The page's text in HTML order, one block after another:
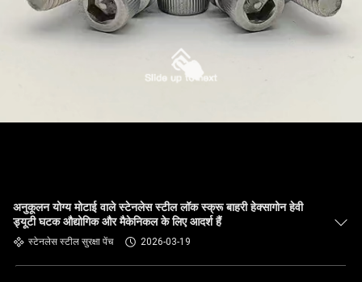
अनुकूलन योग्य मोटाई वाले स्टेनलेस स्टील लॉक स्क्रू बाहरी हेक्सागोन हेवी
ड्यूटी घटक औद्योगिक और मैकेनिकल के लिए आदर्श हैं
स्टेनलेस स्टील सुरक्षा पेंच 2026-03-19